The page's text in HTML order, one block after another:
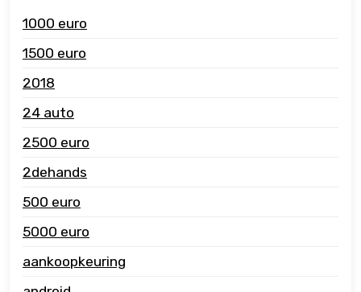
1000 euro
1500 euro
2018
24 auto
2500 euro
2dehands
500 euro
5000 euro
aankoopkeuring